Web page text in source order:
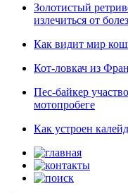
Золотистый
излечиться от
Как видит мир
Кот-ловкач из
Пес-байкер
мотопробеге
Как устроен